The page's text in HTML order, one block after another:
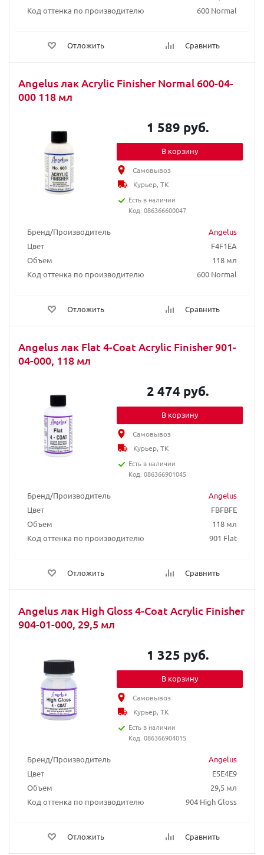
Код оттенка по производителю
600 Normal
Отложить Сравнить
Angelus лак Acrylic Finisher Normal 600-04-
000 118 мл
Бренд/Производитель
Angelus
Цвет
F4F1EA
Объем
118 мл
Код оттенка по производителю
600 Normal
Отложить Сравнить
1 589 руб.
В корзину
Самовывоз
Курьер, ТК
Есть в наличии
Код: 086366600047
Angelus лак Flat 4-Coat Acrylic Finisher 901-
04-000, 118 мл
Бренд/Производитель
Angelus
Цвет
FBFBFE
Объем
118 мл
Код оттенка по производителю
901 Flat
Отложить Сравнить
2 474 руб.
В корзину
Самовывоз
Курьер, ТК
Есть в наличии
Код: 086366901045
Angelus лак High Gloss 4-Coat Acrylic Finisher
904-01-000, 29,5 мл
Бренд/Производитель
Angelus
Цвет
E5E4E9
Объем
29,5 мл
Код оттенка по производителю
904 High Gloss
Отложить Сравнить
1 325 руб.
В корзину
Самовывоз
Курьер, ТК
Есть в наличии
Код: 086366904015